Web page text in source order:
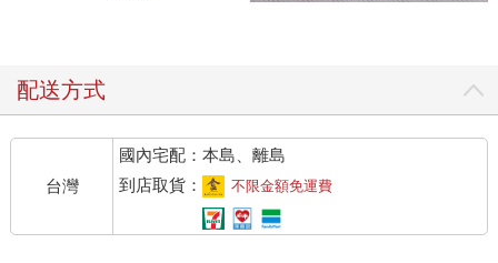
配送方式
台灣
國內宅配：本島、離島
到店取貨：
不限金額免運費